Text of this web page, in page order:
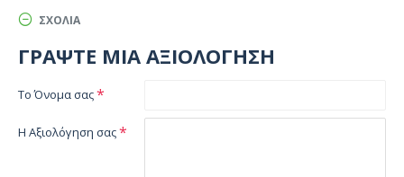
ΣΧΌΛΙΑ
ΓΡΆΨΤΕ ΜΙΑ ΑΞΙΟΛΌΓΗΣΗ
Το Όνομα σας
Η Αξιολόγηση σας